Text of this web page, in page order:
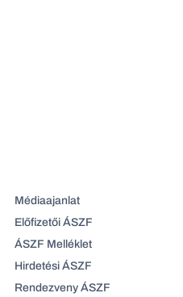
Médiaajanlat
Előfizetői ÁSZF
ÁSZF Melléklet
Hirdetési ÁSZF
Rendezveny ÁSZF